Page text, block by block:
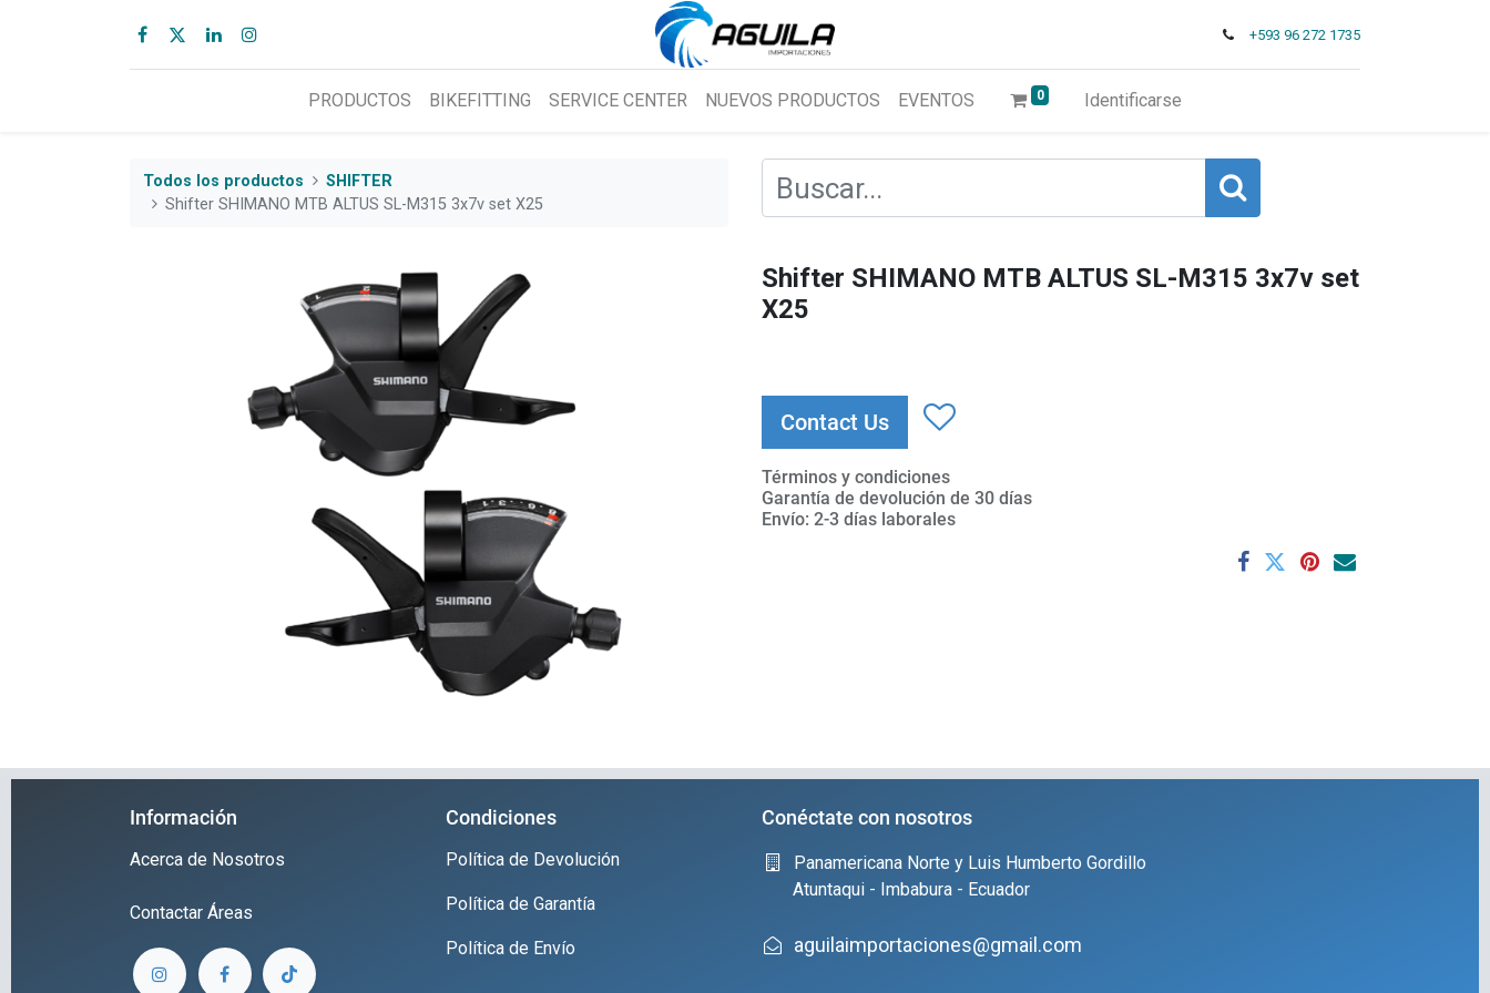
+593 96 272 1735
PRODUCTOS BIKEFITTING SERVICE CENTER NUEVOS PRODUCTOS EVENTOS 0 Identificarse
Todos los productos
SHIFTER
Shifter SHIMANO MTB ALTUS SL-M315 3x7v set X25
Shifter SHIMANO MTB ALTUS SL-M315 3x7v set
X25
Contact Us
Términos y condiciones
Garantía de devolución de 30 días
Envío: 2-3 días laborales
Información
Acerca de Nosotros
Contactar Áreas
Condiciones
Política de Devolución
Política de Garantía
Política de Envío
Conéctate con nosotros
Panamericana Norte y Luis Humberto Gordillo
Atuntaqui - Imbabura - Ecuador
aguilaimportaciones@gmail.com